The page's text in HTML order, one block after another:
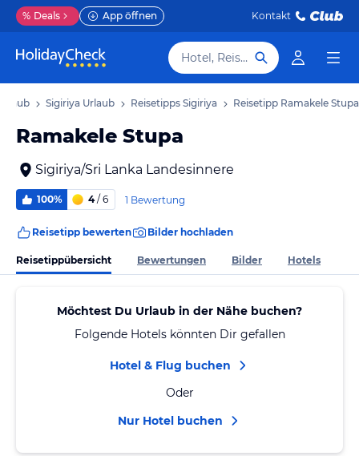
% Deals App öffnen Kontakt
Hotel, Reiseziel
Sigiriya Urlaub Reisetipps Sigiriya Reisetipp Ramakele Stupa
Ramakele Stupa
Sigiriya/Sri Lanka Landesinnere
100% 4/ 6 1 Bewertung
Reisetipp bewerten Bilder hochladen
Reisetippübersicht Bewertungen Bilder Hotels
Möchtest Du Urlaub in der Nähe buchen?
Folgende Hotels könnten Dir gefallen
Hotel & Flug buchen
Oder
Nur Hotel buchen